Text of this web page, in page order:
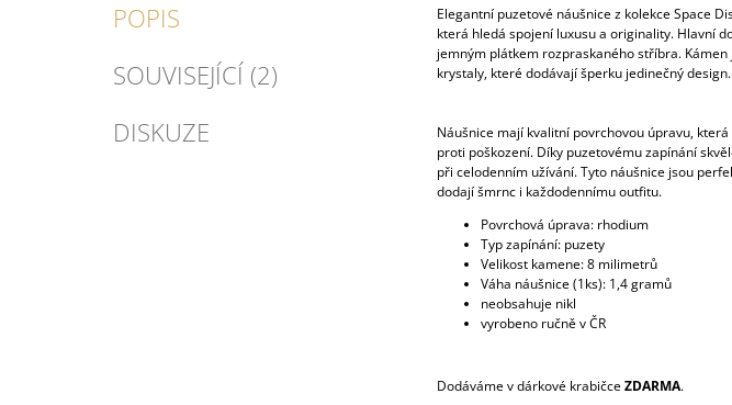
POPIS
SOUVISEJÍCÍ (2)
DISKUZE
Elegantní puzetové náušnice z kolekce Space
která hledá spojení luxusu a originality. Hlavní
jemným plátkem rozpraskaného stříbra.
krystaly, které dodávají šperku jedinečný design.
Náušnice mají kvalitní povrchovou úpravu,
proti poškození. Díky puzetovému zapínání
při celodenním užívání. Tyto náušnice jsou
dodají šmrnc i každodennímu outfitu.
Povrchová úprava: rhodium
Typ zapínání: puzety
Velikost kamene: 8 milimetrů
Váha náušnice (1ks): 1,4 gramů
neobsahuje nikl
vyrobeno ručně v ČR
Dodáváme v dárkové krabičceZDARMA.